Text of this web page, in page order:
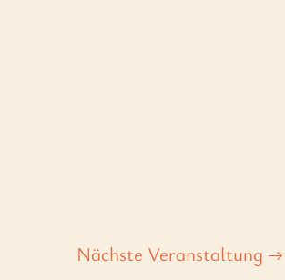
Nächste Veranstaltung →